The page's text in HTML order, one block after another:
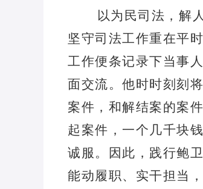
以为民司法，解
坚守司法工作重在平
工作便条记录下当事
面交流。他时时刻刻
案件，和解结案的案
起案件，一个几千块
诚服。因此，践行鲍
能动履职、实干担当